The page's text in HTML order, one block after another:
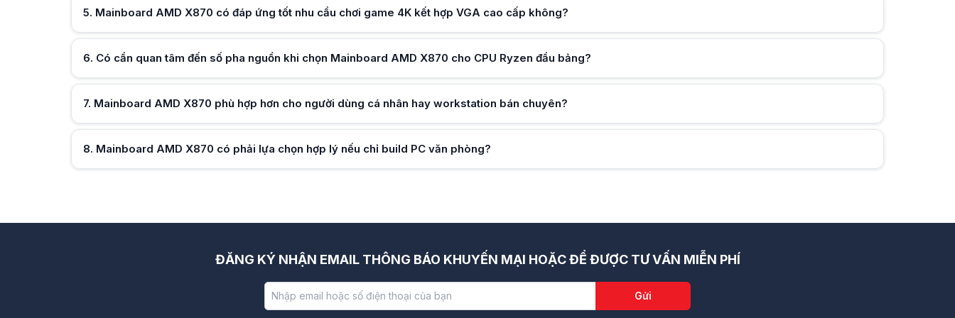
5. Mainboard AMD X870 có đáp ứng tốt nhu cầu chơi game 4K kết hợp VGA cao cấp không?
6. Có cần quan tâm đến số pha nguồn khi chọn Mainboard AMD X870 cho CPU Ryzen đầu bảng?
7. Mainboard AMD X870 phù hợp hơn cho người dùng cá nhân hay workstation bán chuyên?
8. Mainboard AMD X870 có phải lựa chọn hợp lý nếu chỉ build PC văn phòng?
ĐĂNG KÝ NHẬN EMAIL THÔNG BÁO KHUYẾN MẠI HOẶC ĐỂ ĐƯỢC TƯ VẤN MIỄN PHÍ
Gửi